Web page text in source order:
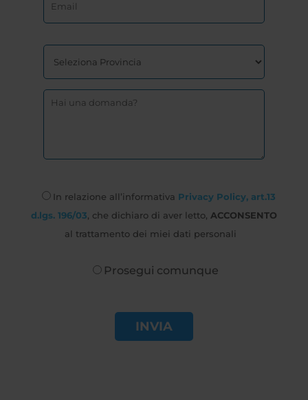
In relazione all’informativa Privacy Policy, art.13
d.lgs. 196/03 , che dichiaro di aver letto, ACCONSENTO
al trattamento dei miei dati personali
Prosegui comunque